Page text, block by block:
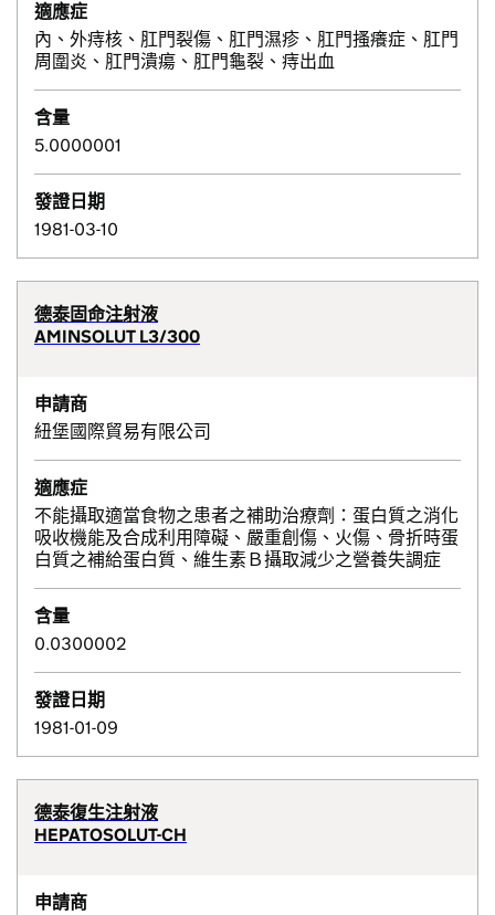
適應症
內、外痔核、肛門裂傷、肛門濕疹、肛門搔癢症、肛門
周圍炎、肛門潰瘍、肛門龜裂、痔出血
含量
5.0000001
發證日期
1981-03-10
德泰固命注射液
AMINSOLUT L3/300
申請商
紐堡國際貿易有限公司
適應症
不能攝取適當食物之患者之補助治療劑：蛋白質之消化
吸收機能及合成利用障礙、嚴重創傷、火傷、骨折時蛋
白質之補給蛋白質、維生素Ｂ攝取減少之營養失調症
含量
0.0300002
發證日期
1981-01-09
德泰復生注射液
HEPATOSOLUT-CH
申請商